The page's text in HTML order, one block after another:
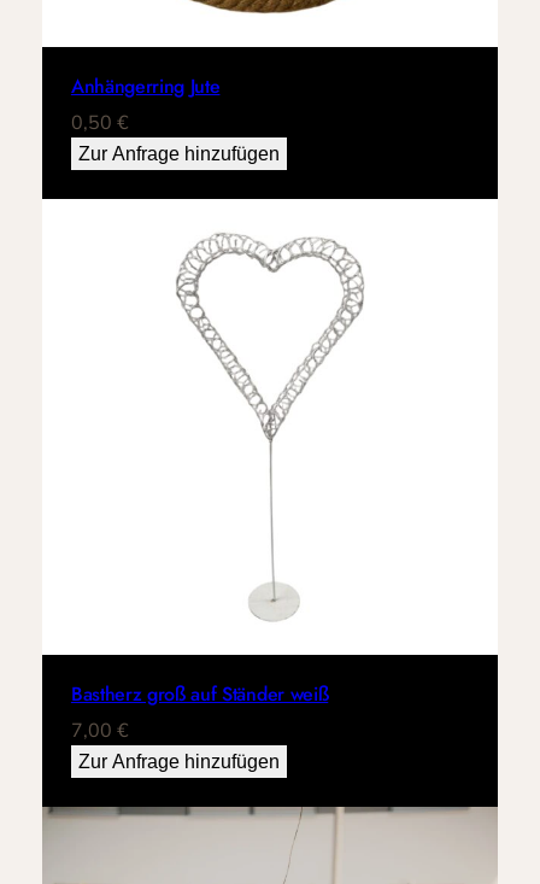
Anhängerring Jute
0,50 €
Zur Anfrage hinzufügen
Bastherz groß auf Ständer weiß
7,00 €
Zur Anfrage hinzufügen